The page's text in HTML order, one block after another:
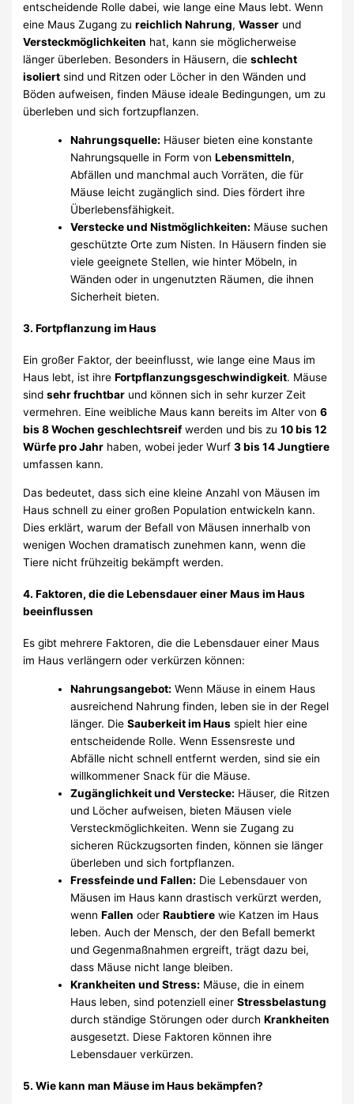
entscheidende Rolle dabei, wie lange eine Maus lebt. Wenn
eine Maus Zugang zureichlich Nahrung,Wasser und
Versteckmöglichkeiten hat, kann sie möglicherweise
länger überleben. Besonders in Häusern, dieschlecht
isoliert sind und Ritzen oder Löcher in den Wänden und
Böden aufweisen, finden Mäuse ideale Bedingungen, um zu
überleben und sich fortzupflanzen.
Nahrungsquelle: Häuser bieten eine konstante
Nahrungsquelle in Form vonLebensmitteln,
Abfällen und manchmal auch Vorräten, die für
Mäuse leicht zugänglich sind. Dies fördert ihre
Überlebensfähigkeit.
Verstecke und Nistmöglichkeiten: Mäuse suchen
geschützte Orte zum Nisten. In Häusern finden sie
viele geeignete Stellen, wie hinter Möbeln, in
Wänden oder in ungenutzten Räumen, die ihnen
Sicherheit bieten.
3.Fortpflanzung im Haus
Ein großer Faktor, der beeinflusst, wie lange eine Maus im
Haus lebt, ist ihreFortpflanzungsgeschwindigkeit. Mäuse
sindsehr fruchtbar und können sich in sehr kurzer Zeit
vermehren. Eine weibliche Maus kann bereits im Alter von6
bis 8 Wochen geschlechtsreif werden und bis zu10 bis 12
Würfe pro Jahr haben, wobei jeder Wurf3 bis 14 Jungtiere
umfassen kann.
Das bedeutet, dass sich eine kleine Anzahl von Mäusen im
Haus schnell zu einer großen Population entwickeln kann.
Dies erklärt, warum der Befall von Mäusen innerhalb von
wenigen Wochen dramatisch zunehmen kann, wenn die
Tiere nicht frühzeitig bekämpft werden.
4.Faktoren, die die Lebensdauer einer Maus im Haus
beeinflussen
Es gibt mehrere Faktoren, die die Lebensdauer einer Maus
im Haus verlängern oder verkürzen können:
Nahrungsangebot: Wenn Mäuse in einem Haus
ausreichend Nahrung finden, leben sie in der Regel
länger. DieSauberkeit im Haus spielt hier eine
entscheidende Rolle. Wenn Essensreste und
Abfälle nicht schnell entfernt werden, sind sie ein
willkommener Snack für die Mäuse.
Zugänglichkeit und Verstecke: Häuser, die Ritzen
und Löcher aufweisen, bieten Mäusen viele
Versteckmöglichkeiten. Wenn sie Zugang zu
sicheren Rückzugsorten finden, können sie länger
überleben und sich fortpflanzen.
Fressfeinde und Fallen: Die Lebensdauer von
Mäusen im Haus kann drastisch verkürzt werden,
wennFallen oderRaubtiere wie Katzen im Haus
leben. Auch der Mensch, der den Befall bemerkt
und Gegenmaßnahmen ergreift, trägt dazu bei,
dass Mäuse nicht lange bleiben.
Krankheiten und Stress: Mäuse, die in einem
Haus leben, sind potenziell einerStressbelastung
durch ständige Störungen oder durchKrankheiten
ausgesetzt. Diese Faktoren können ihre
Lebensdauer verkürzen.
5.Wie kann man Mäuse im Haus bekämpfen?